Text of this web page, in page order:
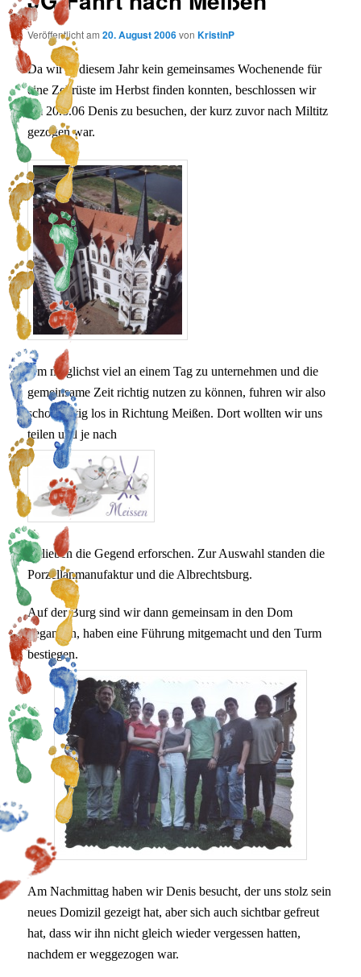
Veröffentlicht am20. August 2006vonKristinP
Da wir in diesem Jahr kein gemeinsames Wochenende für
eine Zeltrüste im Herbst finden konnten, beschlossen wir
am 20.8.06 Denis zu besuchen, der kurz zuvor nach Miltitz
gezogen war.
Um möglichst viel an einem Tag zu unternehmen und die
gemeinsame Zeit richtig nutzen zu können, fuhren wir also
schon zeitig los in Richtung Meißen.Dort wollten wir uns
teilen und je nach
Belieben die Gegend erforschen. Zur Auswahl standen die
Porzellanmanufaktur und die Albrechtsburg.
Auf der Burg sind wir dann gemeinsam in den Dom
gegangen, haben eine Führung mitgemacht und den Turm
bestiegen.
Am Nachmittag haben wir Denis besucht, der uns stolz sein
neues Domizil gezeigt hat, aber sich auch sichtbar gefreut
hat, dass wir ihn nicht gleich wieder vergessen hatten,
nachdem er weggezogen war.